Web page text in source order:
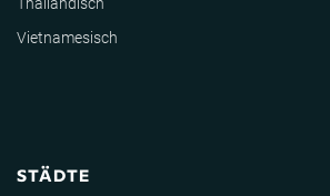
Vietnamesisch
STÄDTE